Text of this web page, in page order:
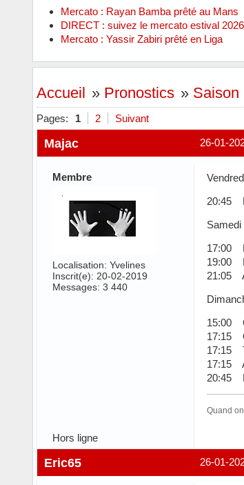
Mercato : Rayan Bamba prêté au Mans
DIRECT : suivez le mercato estival
Mercato : Yassir Zabiri prêté en Liga
Accueil » Pronostics » Saison
Pages: 1 2 Suivant
26-01-
Majac
Membre
Localisation: Yvelines
Inscrit(e): 20-02-2019
Messages: 3 440
20:45
Samedi
17:00
19:00
21:05
15:00
17:15
17:15
17:15
20:45
Quand
Hors ligne
26-01-
Eric65